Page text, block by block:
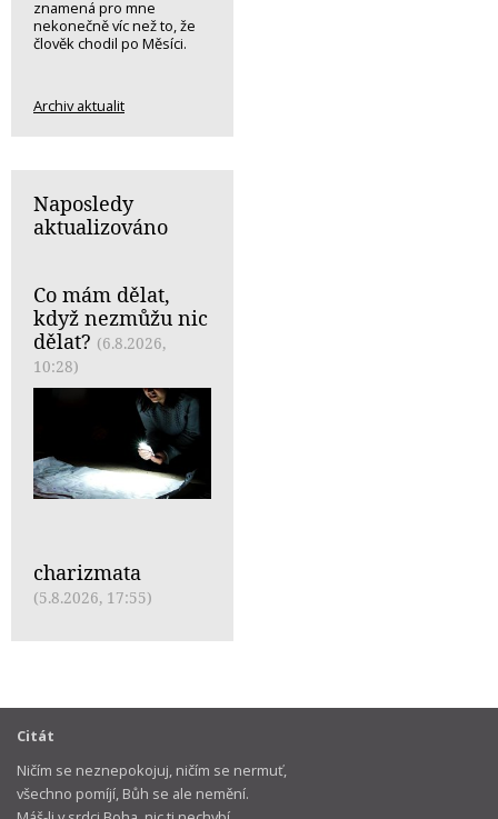
znamená pro mne
nekonečně víc než to, že
člověk chodil po Měsíci.
Archiv aktualit
Naposledy
aktualizováno
Co mám dělat,
když nezmůžu nic
dělat? (6.8.2026,
10:28)
charizmata
(5.8.2026, 17:55)
Citát
Ničím se neznepokojuj, ničím se nermuť,
všechno pomíjí, Bůh se ale nemění.